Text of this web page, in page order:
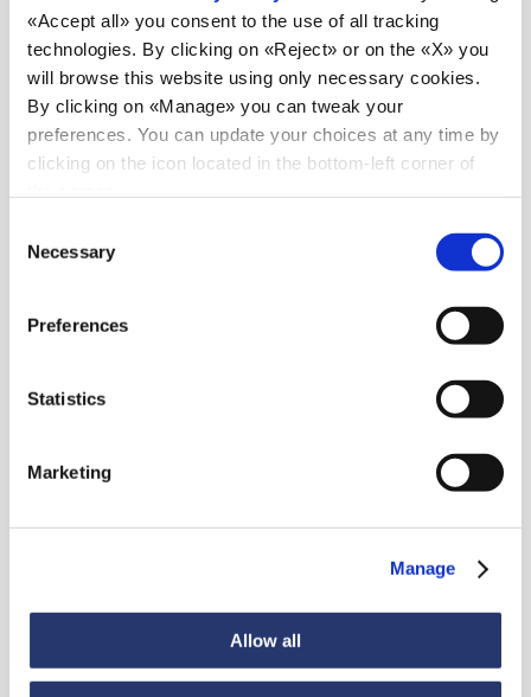
«Accept all» you consent to the use of all tracking
technologies. By clicking on «Reject» or on the «X» you
will browse this website using only necessary cookies.
By clicking on «Manage» you can tweak your
preferences. You can update your choices at any time by
clicking on the icon located in the bottom-left corner of
Selection
Necessary
Preferences
Statistics
Marketing
Manage
Allow all
Noutăți
Știri
98 de tone de oțel din Italia în India